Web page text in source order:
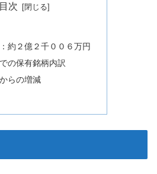
目次
約２億２千００６万円
の保有銘柄内訳
らの増減